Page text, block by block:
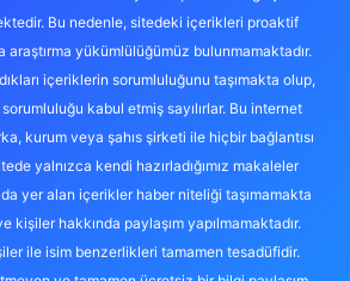
Bu nedenle, sitedeki içerikleri proaktif
yükümlülüğümüz bulunmamaktadır.
içeriklerin sorumluluğunu taşımakta olup,
kabul etmiş sayılırlar. Bu internet
kurum veya şahıs şirketi ile hiçbir bağlantısı
yalnızca kendi hazırladığımız makaleler
yer alan içerikler haber niteliği taşımamakta
kişiler hakkında paylaşım yapılmamaktadır.
ile isim benzerlikleri tamamen tesadüfidir.